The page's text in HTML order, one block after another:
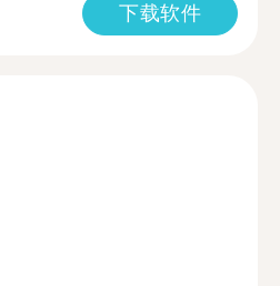
下载软件